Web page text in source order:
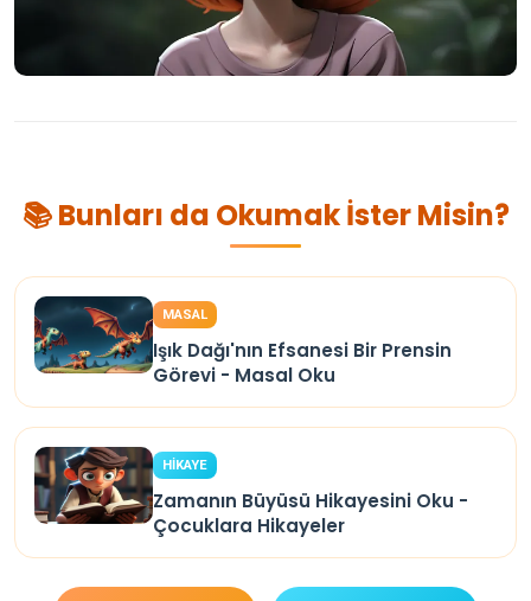
📚 Bunları da Okumak İster Misin?
MASAL
Işık Dağı'nın Efsanesi Bir Prensin
Görevi - Masal Oku
HİKAYE
Zamanın Büyüsü Hikayesini Oku -
Çocuklara Hikayeler